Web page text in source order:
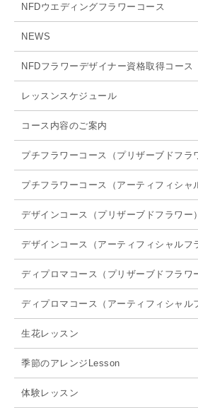
NFDウエディングフラワーコース
NEWS
NFDフラワーデザイナー資格取得コース
レッスンスケジュール
コース内容のご案内
プチフラワーコース（プリザーブドフラ
プチフラワーコース（アーティフィシャ
デザインコース（プリザーブドフラワー）
デザインコース（アーティフィシャルフ
ディプロマコース（プリザーブドフラワ
ディプロマコース（アーティフィシャル
生花レッスン
季節のアレンジLesson
体験レッスン